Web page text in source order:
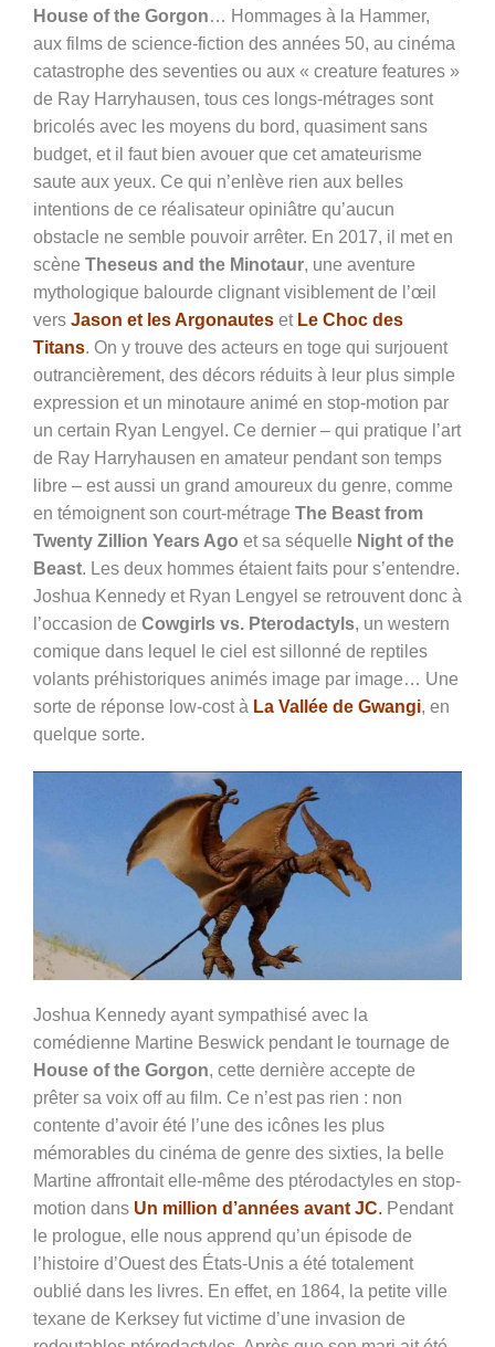
House of the Gorgon… Hommages à la Hammer,
aux films de science-fiction des années 50, au cinéma
catastrophe des seventies ou aux « creature features »
de Ray Harryhausen, tous ces longs-métrages sont
bricolés avec les moyens du bord, quasiment sans
budget, et il faut bien avouer que cet amateurisme
saute aux yeux. Ce qui n’enlève rien aux belles
intentions de ce réalisateur opiniâtre qu’aucun
obstacle ne semble pouvoir arrêter. En 2017, il met en
scène Theseus and the Minotaur, une aventure
mythologique balourde clignant visiblement de l’œil
vers Jason et les Argonautes et Le Choc des
Titans. On y trouve des acteurs en toge qui surjouent
outrancièrement, des décors réduits à leur plus simple
expression et un minotaure animé en stop-motion par
un certain Ryan Lengyel. Ce dernier – qui pratique l’art
de Ray Harryhausen en amateur pendant son temps
libre – est aussi un grand amoureux du genre, comme
en témoignent son court-métrage The Beast from
Twenty Zillion Years Ago et sa séquelle Night of the
Beast. Les deux hommes étaient faits pour s’entendre.
Joshua Kennedy et Ryan Lengyel se retrouvent donc à
l’occasion de Cowgirls vs. Pterodactyls, un western
comique dans lequel le ciel est sillonné de reptiles
volants préhistoriques animés image par image… Une
sorte de réponse low-cost à La Vallée de Gwangi, en
quelque sorte.
Joshua Kennedy ayant sympathisé avec la
comédienne Martine Beswick pendant le tournage de
House of the Gorgon, cette dernière accepte de
prêter sa voix off au film. Ce n’est pas rien : non
contente d’avoir été l’une des icônes les plus
mémorables du cinéma de genre des sixties, la belle
Martine affrontait elle-même des ptérodactyles en stop-
motion dans Un million d’années avant JC. Pendant
le prologue, elle nous apprend qu’un épisode de
l’histoire d’Ouest des États-Unis a été totalement
oublié dans les livres. En effet, en 1864, la petite ville
texane de Kerksey fut victime d’une invasion de